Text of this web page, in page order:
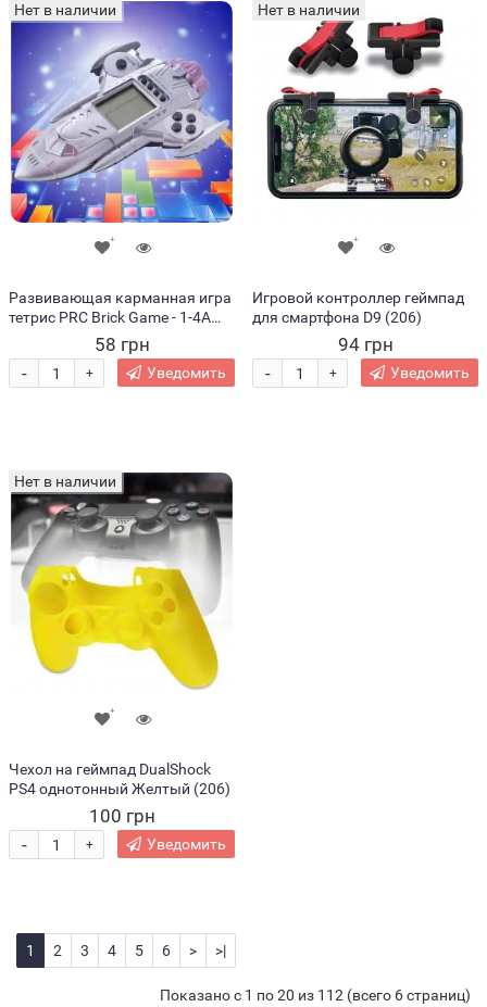
Нет в наличии
Развивающая карманная игра
тетрис PRC Brick Game - 1-4A
58 грн
+
- Уведомить
Нет в наличии
Игровой контроллер геймпад
для смартфона D9 (206)
94 грн
+
- Уведомить
Нет в наличии
Чехол на геймпад DualShock
PS4 однотонный Желтый (206)
100 грн
+
- Уведомить
1 2 3 4 5 6 > >|
Показано с 1 по 20 из 112 (всего 6 страниц)